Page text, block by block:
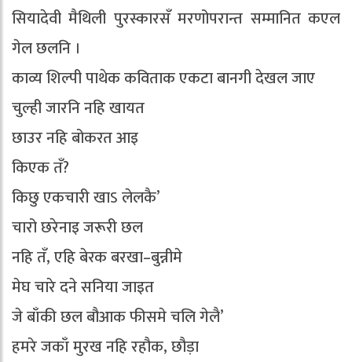
सियादेवी मैथिली पुरस्कारसँ मरणोपरान्त सम्मानित कएल
गेल छलनि ।
काव्य शिल्पी पाथेक कविताक एकटा बानगी देखल जाए
चुल्ही जारनि नहि खायत
छाउर नहि बोकरत आइ
किएक तँ?
किछु एकचारी खाऽ लेलकै’
चारो छरेनाइ जरूरी छल
नहि तँ, एहि बेरक बरखा–बुन्नीमे
मेघ चारे दने सनिया जाइत
जे बाँकी छल बौआक फीसमे चलि गेलै’
हमरे जकाँ मुरख नहि रहौक, छौड़ा